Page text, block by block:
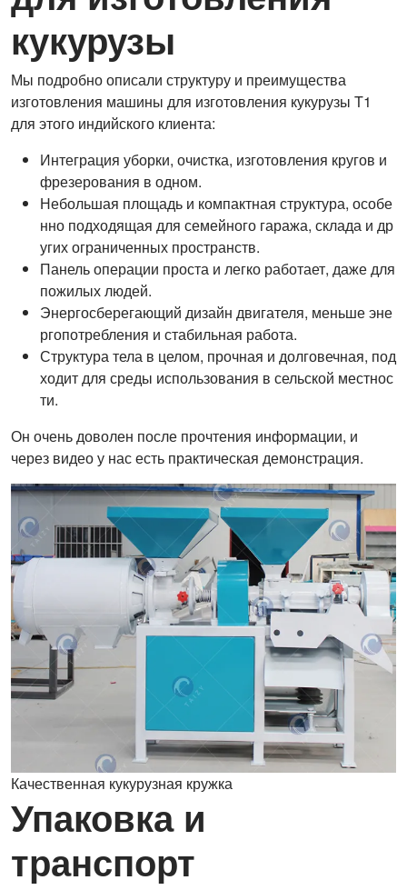
кукурузы
Мы подробно описали структуру и преимущества
изготовления машины для изготовления кукурузы T1
для этого индийского клиента:
Интеграция уборки, очистка, изготовления кругов и
фрезерования в одном.
Небольшая площадь и компактная структура, особе
нно подходящая для семейного гаража, склада и др
угих ограниченных пространств.
Панель операции проста и легко работает, даже для
пожилых людей.
Энергосберегающий дизайн двигателя, меньше эне
ргопотребления и стабильная работа.
Структура тела в целом, прочная и долговечная, под
ходит для среды использования в сельской местнос
ти.
Он очень доволен после прочтения информации, и
через видео у нас есть практическая демонстрация.
Качественная кукурузная кружка
Упаковка и
транспорт